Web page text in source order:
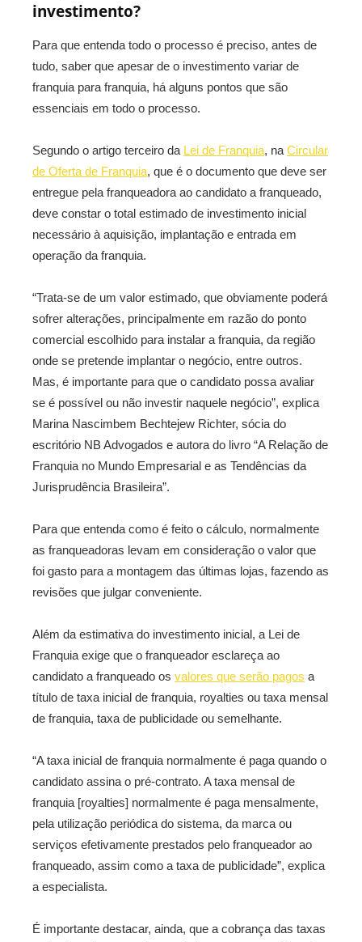
investimento?
Para que entenda todo o processo é preciso, antes de
tudo, saber que apesar de o investimento variar de
franquia para franquia, há alguns pontos que são
essenciais em todo o processo.
Segundo o artigo terceiro da Lei de Franquia, na Circular
de Oferta de Franquia, que é o documento que deve ser
entregue pela franqueadora ao candidato a franqueado,
deve constar o total estimado de investimento inicial
necessário à aquisição, implantação e entrada em
operação da franquia.
“Trata-se de um valor estimado, que obviamente poderá
sofrer alterações, principalmente em razão do ponto
comercial escolhido para instalar a franquia, da região
onde se pretende implantar o negócio, entre outros.
Mas, é importante para que o candidato possa avaliar
se é possível ou não investir naquele negócio”, explica
Marina Nascimbem Bechtejew Richter, sócia do
escritório NB Advogados e autora do livro “A Relação de
Franquia no Mundo Empresarial e as Tendências da
Jurisprudência Brasileira”.
Para que entenda como é feito o cálculo, normalmente
as franqueadoras levam em consideração o valor que
foi gasto para a montagem das últimas lojas, fazendo as
revisões que julgar conveniente.
Além da estimativa do investimento inicial, a Lei de
Franquia exige que o franqueador esclareça ao
candidato a franqueado os valores que serão pagos a
título de taxa inicial de franquia, royalties ou taxa mensal
de franquia, taxa de publicidade ou semelhante.
“A taxa inicial de franquia normalmente é paga quando o
candidato assina o pré-contrato. A taxa mensal de
franquia [royalties] normalmente é paga mensalmente,
pela utilização periódica do sistema, da marca ou
serviços efetivamente prestados pelo franqueador ao
franqueado, assim como a taxa de publicidade”, explica
a especialista.
É importante destacar, ainda, que a cobrança das taxas